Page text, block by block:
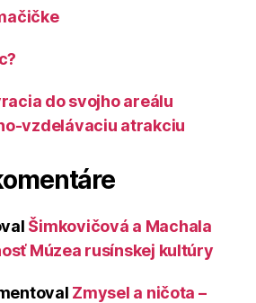
do svojho areálu
vzdelávaciu atrakciu
Šimkovičová a Machala
Múzea rusínskej kultúry
Zmysel a ničota –